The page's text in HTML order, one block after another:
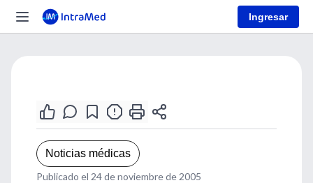
Ingresar
Noticias médicas
Publicado el 24 de noviembre de 2005